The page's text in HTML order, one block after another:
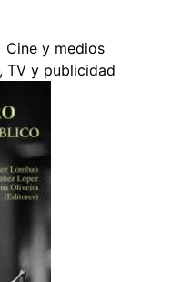
Cine y medios
TV y publicidad